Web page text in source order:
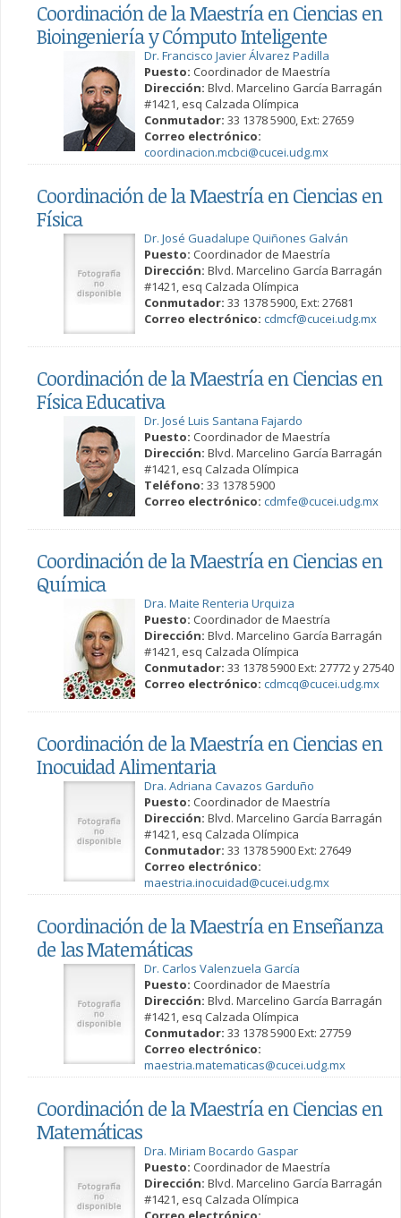
Coordinación de la Maestría en Ciencias en
Bioingeniería y Cómputo Inteligente
Dr. Francisco Javier Álvarez Padilla
Puesto: Coordinador de Maestría
Dirección: Blvd. Marcelino García Barragán
#1421, esq Calzada Olímpica
Conmutador: 33 1378 5900, Ext: 27659
Correo electrónico:
coordinacion.mcbci@cucei.udg.mx
Coordinación de la Maestría en Ciencias en
Física
Dr. José Guadalupe Quiñones Galván
Puesto: Coordinador de Maestría
Dirección: Blvd. Marcelino García Barragán
#1421, esq Calzada Olímpica
Conmutador: 33 1378 5900, Ext: 27681
Correo electrónico: cdmcf@cucei.udg.mx
Coordinación de la Maestría en Ciencias en
Física Educativa
Dr. José Luis Santana Fajardo
Puesto: Coordinador de Maestría
Dirección: Blvd. Marcelino García Barragán
#1421, esq Calzada Olímpica
Teléfono: 33 1378 5900
Correo electrónico: cdmfe@cucei.udg.mx
Coordinación de la Maestría en Ciencias en
Química
Dra. Maite Renteria Urquiza
Puesto: Coordinador de Maestría
Dirección: Blvd. Marcelino García Barragán
#1421, esq Calzada Olímpica
Conmutador: 33 1378 5900 Ext: 27772 y 27540
Correo electrónico: cdmcq@cucei.udg.mx
Coordinación de la Maestría en Ciencias en
Inocuidad Alimentaria
Dra. Adriana Cavazos Garduño
Puesto: Coordinador de Maestría
Dirección: Blvd. Marcelino García Barragán
#1421, esq Calzada Olímpica
Conmutador: 33 1378 5900 Ext: 27649
Correo electrónico:
maestria.inocuidad@cucei.udg.mx
Coordinación de la Maestría en Enseñanza
de las Matemáticas
Dr. Carlos Valenzuela García
Puesto: Coordinador de Maestría
Dirección: Blvd. Marcelino García Barragán
#1421, esq Calzada Olímpica
Conmutador: 33 1378 5900 Ext: 27759
Correo electrónico:
maestria.matematicas@cucei.udg.mx
Coordinación de la Maestría en Ciencias en
Matemáticas
Dra. Miriam Bocardo Gaspar
Puesto: Coordinador de Maestría
Dirección: Blvd. Marcelino García Barragán
#1421, esq Calzada Olímpica